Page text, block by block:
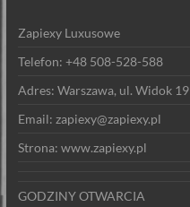
Zapiexy Luxusowe
Telefon: +48 508-528-588
Adres: Warszawa, ul. Widok 19
Email: zapiexy@zapiexy.pl
Strona: www.zapiexy.pl
GODZINY OTWARCIA